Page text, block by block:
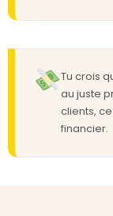
Tu crois
au juste
clients,
financier.